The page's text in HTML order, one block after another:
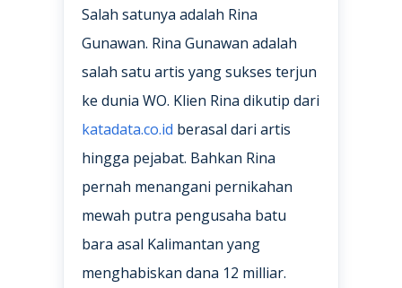
Salah satunya adalah Rina
Gunawan. Rina Gunawan adalah
salah satu artis yang sukses terjun
ke dunia WO. Klien Rina dikutip dari
katadata.co.id berasal dari artis
hingga pejabat. Bahkan Rina
pernah menangani pernikahan
mewah putra pengusaha batu
bara asal Kalimantan yang
menghabiskan dana 12 milliar.